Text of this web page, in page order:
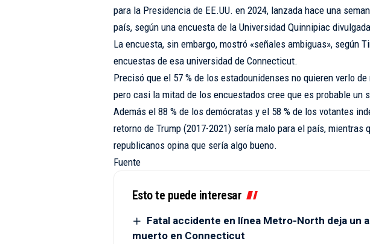
para la Presidencia de EE.UU. en 2024, lanzada hace una
país, según una encuesta de la Universidad Quinnipiac
La encuesta, sin embargo, mostró «señales ambiguas», según
encuestas de esa universidad de Connecticut.
Precisó que el 57 % de los estadounidenses no quieren verlo
pero casi la mitad de los encuestados cree que es probable un
Además el 88 % de los demócratas y el 58 % de los votantes
retorno de Trump (2017-2021) sería malo para el país, mientras
republicanos opina que sería algo bueno.
Fuente
Esto te puede interesar
Fatal accidente en línea Metro-North deja un
muerto en Connecticut